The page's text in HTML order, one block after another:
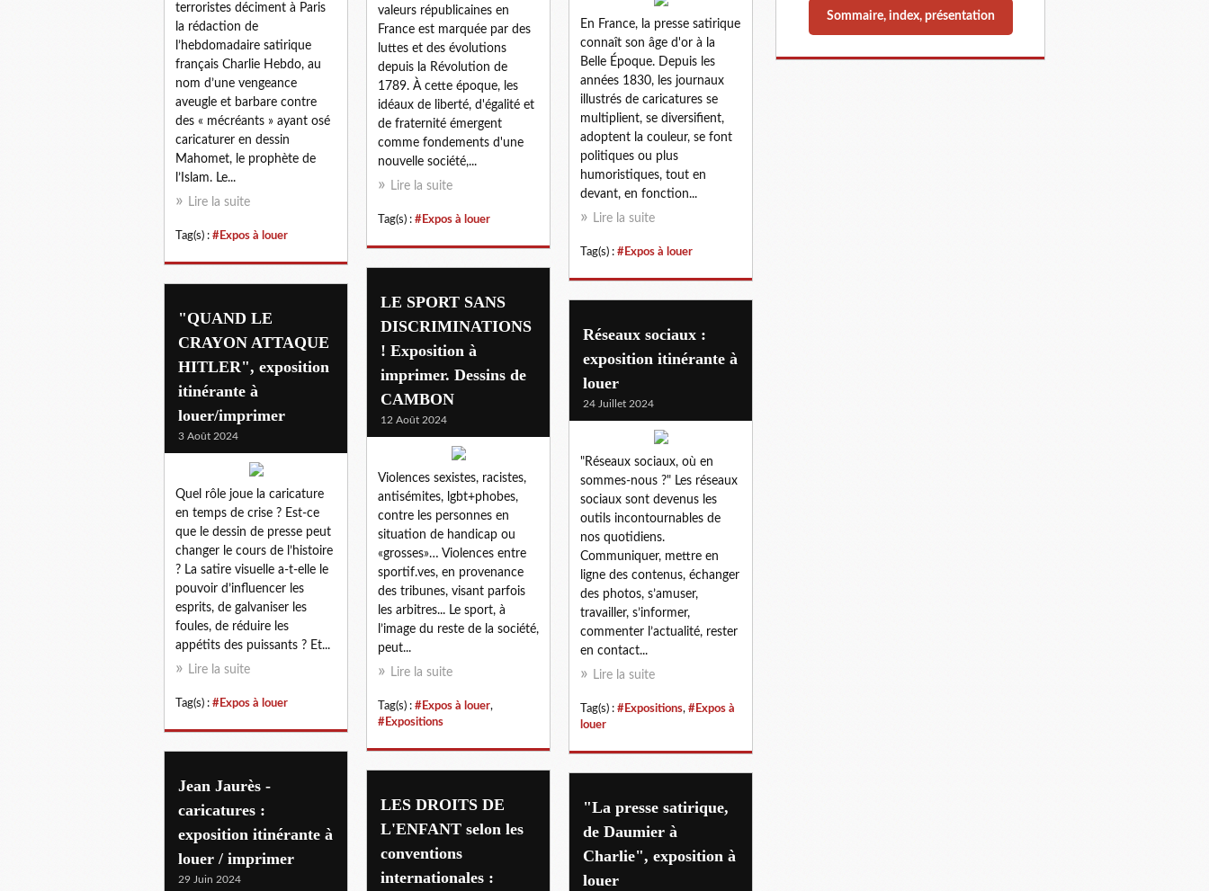
valeurs républicaines en
France est marquée par des
luttes et des évolutions
depuis la Révolution de
1789. À cette époque, les
idéaux de liberté, d'égalité et
de fraternité émergent
comme fondements d'une
nouvelle société,...
Lire la suite
Tag(s) : #Expos à louer
terroristes déciment à Paris
la rédaction de
l’hebdomadaire satirique
français Charlie Hebdo, au
nom d’une vengeance
aveugle et barbare contre
des « mécréants » ayant osé
caricaturer en dessin
Mahomet, le prophète de
l’Islam. Le...
Lire la suite
Tag(s) : #Expos à louer
En France, la presse satirique
connaît son âge d'or à la
Belle Époque. Depuis les
années 1830, les journaux
illustrés de caricatures se
multiplient, se diversifient,
adoptent la couleur, se font
politiques ou plus
humoristiques, tout en
devant, en fonction...
Lire la suite
Tag(s) : #Expos à louer
LE SPORT SANS
DISCRIMINATIONS
! Exposition à
imprimer. Dessins de
CAMBON
12 Août 2024
Violences sexistes, racistes,
antisémites, lgbt+phobes,
contre les personnes en
situation de handicap ou
«grosses»… Violences entre
sportif.ves, en provenance
des tribunes, visant parfois
les arbitres... Le sport, à
l’image du reste de la société,
peut...
Lire la suite
Tag(s) : #Expos à louer,
#Expositions
"QUAND LE
CRAYON ATTAQUE
HITLER", exposition
itinérante à
louer/imprimer
3 Août 2024
Quel rôle joue la caricature
en temps de crise ? Est-ce
que le dessin de presse peut
changer le cours de l’histoire
? La satire visuelle a-t-elle le
pouvoir d’influencer les
esprits, de galvaniser les
foules, de réduire les
appétits des puissants ? Et...
Lire la suite
Tag(s) : #Expos à louer
Réseaux sociaux :
exposition itinérante à
louer
24 Juillet 2024
"Réseaux sociaux, où en
sommes-nous ?" Les réseaux
sociaux sont devenus les
outils incontournables de
nos quotidiens.
Communiquer, mettre en
ligne des contenus, échanger
des photos, s’amuser,
travailler, s’informer,
commenter l’actualité, rester
en contact...
Lire la suite
Tag(s) : #Expositions, #Expos à
louer
Jean Jaurès -
caricatures :
exposition itinérante à
louer / imprimer
29 Juin 2024
LES DROITS DE
L'ENFANT selon les
conventions
internationales :
"La presse satirique,
de Daumier à
Charlie", exposition à
louer
Sommaire, index, présentation